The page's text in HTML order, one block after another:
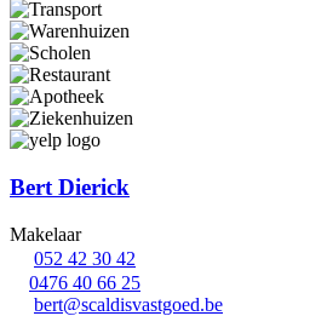
Bert Dierick
Makelaar
052 42 30 42
0476 40 66 25
bert@scaldisvastgoed.be